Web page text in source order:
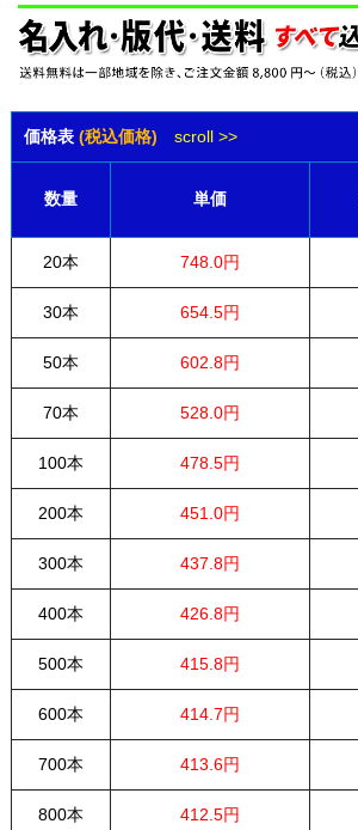
価格表 (税込価格) scroll >>
数量 単価
20本 748.0円
30本 654.5円
50本 602.8円
70本 528.0円
100本 478.5円
200本 451.0円
300本 437.8円
400本 426.8円
500本 415.8円
600本 414.7円
700本 413.6円
800本 412.5円